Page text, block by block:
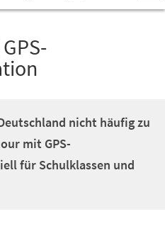
nicht häufig zu
mit GPS-
für Schulklassen und